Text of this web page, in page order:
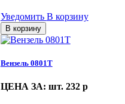
Уведомить В корзину
В корзину
Вензель 0801Т
ЦЕНА ЗА: шт. 232 p